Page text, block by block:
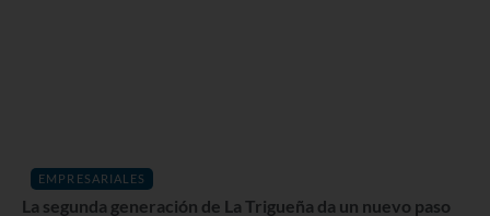
EMPRESARIALES
La segunda generación de La Trigueña da un nuevo paso